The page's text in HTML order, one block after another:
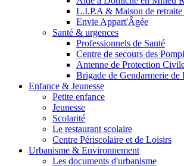
L.I.P.A & Maison de retraite
Envie Appart'Âgée
Santé & urgences
Professionnels de Santé
Centre de secours des
Antenne de Protection
Brigade de Gendarmerie de
Enfance & Jeunesse
Petite enfance
Jeunesse
Scolarité
Le restaurant scolaire
Centre Périscolaire et de Loisirs
Urbanisme & Environnement
Les documents d'urbanisme